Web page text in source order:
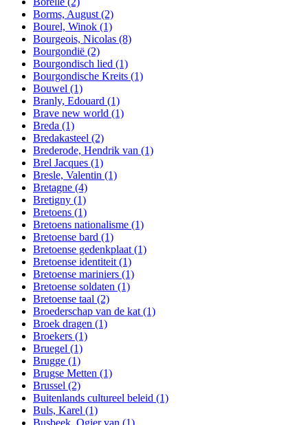
Borms, August (2)
Bourel, Winok (1)
Bourgeois, Nicolas (8)
Bourgondië (2)
Bourgondisch lied (1)
Bourgondische Kreits (1)
Bouwel (1)
Branly, Edouard (1)
Brave new world (1)
Breda (1)
Bredakasteel (2)
Brederode, Hendrik van (1)
Brel Jacques (1)
Bresle, Valentin (1)
Bretagne (4)
Bretigny (1)
Bretoens (1)
Bretoens nationalisme (1)
Bretoense bard (1)
Bretoense gedenkplaat (1)
Bretoense identiteit (1)
Bretoense mariniers (1)
Bretoense soldaten (1)
Bretoense taal (2)
Broederschap van de kat (1)
Broek dragen (1)
Broekers (1)
Bruegel (1)
Brugge (1)
Brugse Metten (1)
Brussel (2)
Buitenlands cultureel beleid (1)
Buls, Karel (1)
Busbeek, Ogier van (1)